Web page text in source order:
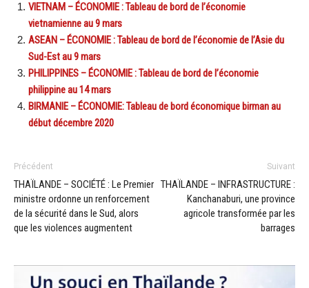
VIETNAM – ÉCONOMIE : Tableau de bord de l’économie
vietnamienne au 9 mars
ASEAN – ÉCONOMIE : Tableau de bord de l’économie de l’Asie du
Sud-Est au 9 mars
PHILIPPINES – ÉCONOMIE : Tableau de bord de l’économie
philippine au 14 mars
BIRMANIE – ÉCONOMIE: Tableau de bord économique birman au
début décembre 2020
Précédent
THAÏLANDE – SOCIÉTÉ : Le Premier
ministre ordonne un renforcement
de la sécurité dans le Sud, alors
que les violences augmentent
Suivant
THAÏLANDE – INFRASTRUCTURE :
Kanchanaburi, une province
agricole transformée par les
barrages